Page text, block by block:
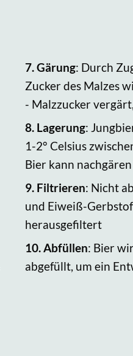
7.Gärung: Durch
Zucker des Malzes
- Malzzucker
8. Lagerung:
1-2° Celsius
Bier kann nachgären
9. Filtrieren: Nicht
und Eiweiß-
herausgefiltert
10.Abfüllen: Bier
abgefüllt, um ein